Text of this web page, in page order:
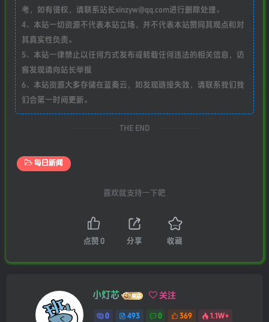
考，如有侵权，请联系站长xinzyw@qq.com进行删除处理。
4、本站一切资源不代表本站立场，并不代表本站赞同其观点和对
其真实性负责。
5、本站一律禁止以任何方式发布或转载任何违法的相关信息，访
客发现请向站长举报
6、本站资源大多存储在蓝奏云，如发现链接失效，请联系我们我
们会第一时间更新。
THE END
每日新闻
喜欢就支持一下吧
点赞 0 分享 收藏
小灯芯 关注
0 493 0 369 1.1W+